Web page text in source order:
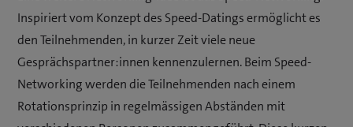
Inspiriert vom Konzept des Speed-Datings ermöglicht es
den Teilnehmenden, in kurzer Zeit viele neue
Gesprächspartner:innen kennenzulernen. Beim Speed-
Networking werden die Teilnehmenden nach einem
Rotationsprinzip in regelmässigen Abständen mit